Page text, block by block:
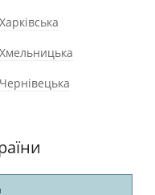
Харківська
Хмельницька
Чернівецька